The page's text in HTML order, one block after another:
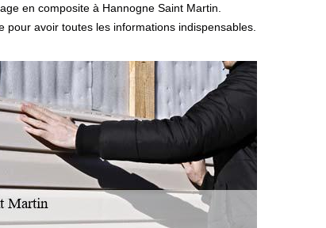
en composite à Hannogne Saint Martin.
avoir toutes les informations indispensables.